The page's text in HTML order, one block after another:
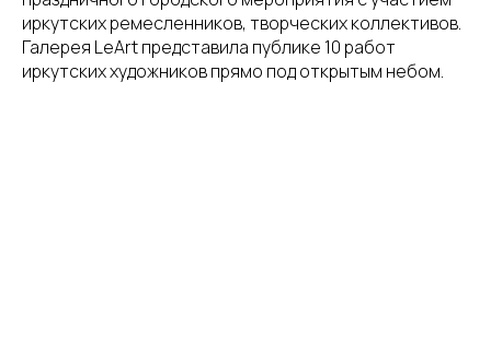
иркутских ремесленников, творческих коллективов.
Галерея LeArt представила публике 10 работ
иркутских художников прямо под открытым небом.